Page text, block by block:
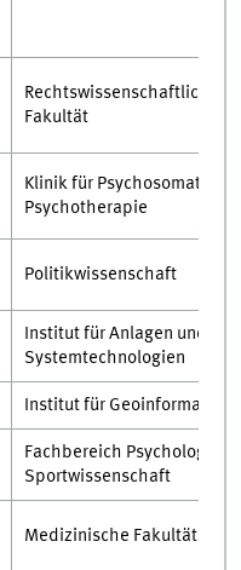
Rechtswissenschaftliche
Fakultät
Klinik für Psychosomatik
Psychotherapie
Politikwissenschaft
Institut für Anlagen und
Systemtechnologien
Institut für Geoinformatik
Fachbereich Psychologie
Sportwissenschaft
Medizinische Fakultät